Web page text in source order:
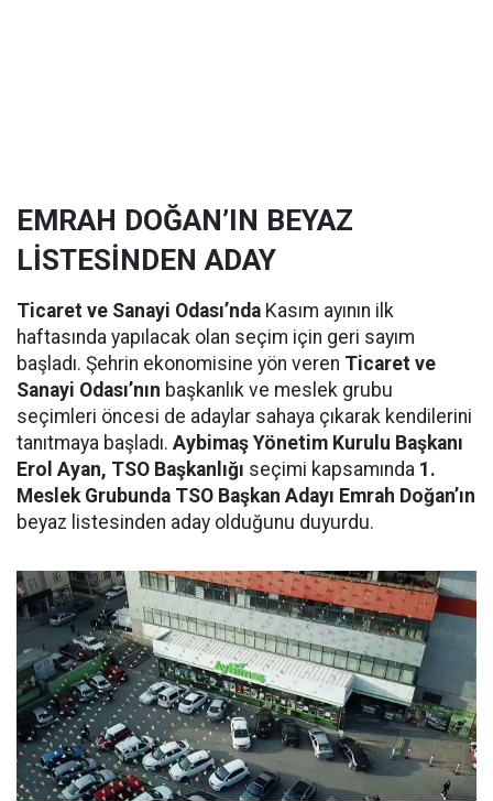
EMRAH DOĞAN’IN BEYAZ
LİSTESİNDEN ADAY
Ticaret ve Sanayi Odası’nda Kasım ayının ilk
haftasında yapılacak olan seçim için geri sayım
başladı. Şehrin ekonomisine yön veren Ticaret ve
Sanayi Odası’nın başkanlık ve meslek grubu
seçimleri öncesi de adaylar sahaya çıkarak kendilerini
tanıtmaya başladı. Aybimaş Yönetim Kurulu Başkanı
Erol Ayan, TSO Başkanlığı seçimi kapsamında 1.
Meslek Grubunda TSO Başkan Adayı Emrah Doğan’ın
beyaz listesinden aday olduğunu duyurdu.